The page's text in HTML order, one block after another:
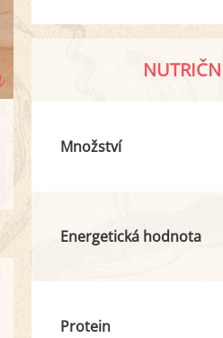
Množství
Energetická hodnota
Protein